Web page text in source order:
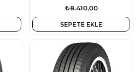
₺8.410,00
SEPETE EKLE